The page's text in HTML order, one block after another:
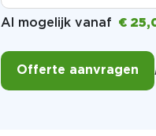
Al mogelijk vanaf €
Offerte aanvragen